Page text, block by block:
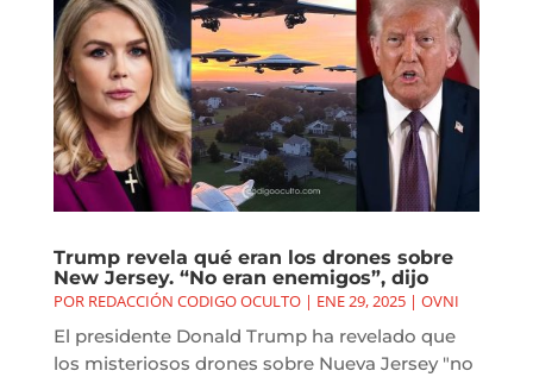
Trump revela qué eran los drones sobre
New Jersey. “No eran enemigos”, dijo
POR REDACCIÓN CODIGO OCULTO| ENE 29, 2025| OVNI
El presidente Donald Trump ha revelado que
los misteriosos drones sobre Nueva Jersey "no